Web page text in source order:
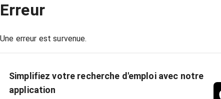
Erreur
Une erreur est survenue.
Simplifiez votre recherche d'emploi avec notre
application